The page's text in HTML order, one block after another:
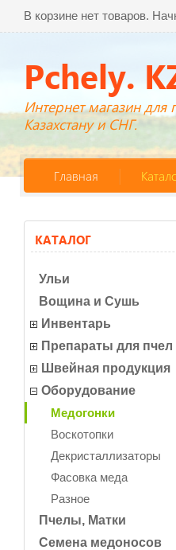
В корзине нет товаров.
Pchely.
Интернет магазин для
Казахстану и СНГ.
Главная
КАТАЛОГ
Ульи
Вощина и Сушь
Инвентарь
Препараты для пчел
Швейная продукция
Оборудование
Медогонки
Воскотопки
Декристаллизаторы
Фасовка меда
Разное
Пчелы, Матки
Семена медоносов